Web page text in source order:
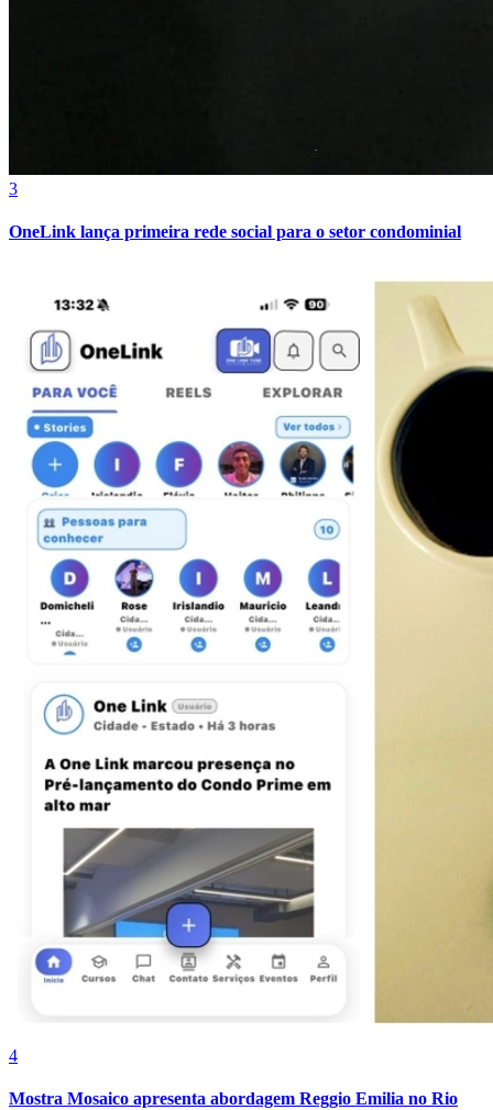
Bragantino
3
OneLink lança primeira rede social para o setor condominial
4
Mostra Mosaico apresenta abordagem Reggio Emilia no Rio